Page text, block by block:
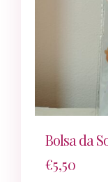
Bolsa da
€5,50